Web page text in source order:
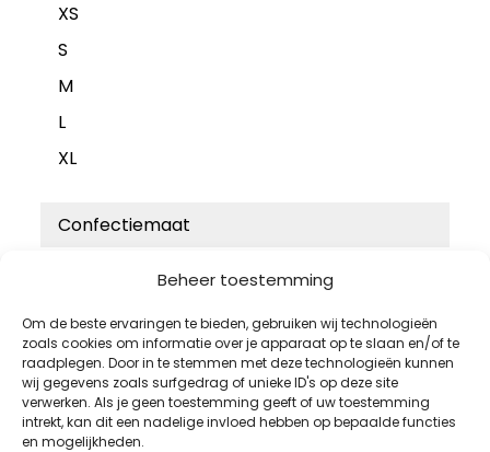
Beheer toestemming
Om de beste ervaringen te bieden, gebruiken wij technologieën
zoals cookies om informatie over je apparaat op te slaan en/of te
raadplegen. Door in te stemmen met deze technologieën kunnen
wij gegevens zoals surfgedrag of unieke ID's op deze site
verwerken. Als je geen toestemming geeft of uw toestemming
intrekt, kan dit een nadelige invloed hebben op bepaalde functies
en mogelijkheden.
XS
S
M
L
XL
Confectiemaat
50
52
54